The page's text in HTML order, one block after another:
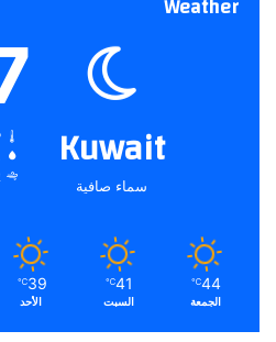
Kuwait
سماء صافية
44º - 37º
44
℃
الجمعة
41
℃
السبت
39
℃
الأحد